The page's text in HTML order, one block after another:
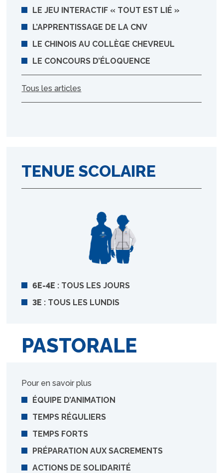
LE JEU INTERACTIF « TOUT EST LIÉ »
L’APPRENTISSAGE DE LA CNV
LE CHINOIS AU COLLÈGE CHEVREUL
LE CONCOURS D’ÉLOQUENCE
Tous les articles
TENUE SCOLAIRE
6E-4E : TOUS LES JOURS
3E : TOUS LES LUNDIS
PASTORALE
Pour en savoir plus
ÉQUIPE D’ANIMATION
TEMPS RÉGULIERS
TEMPS FORTS
PRÉPARATION AUX SACREMENTS
ACTIONS DE SOLIDARITÉ